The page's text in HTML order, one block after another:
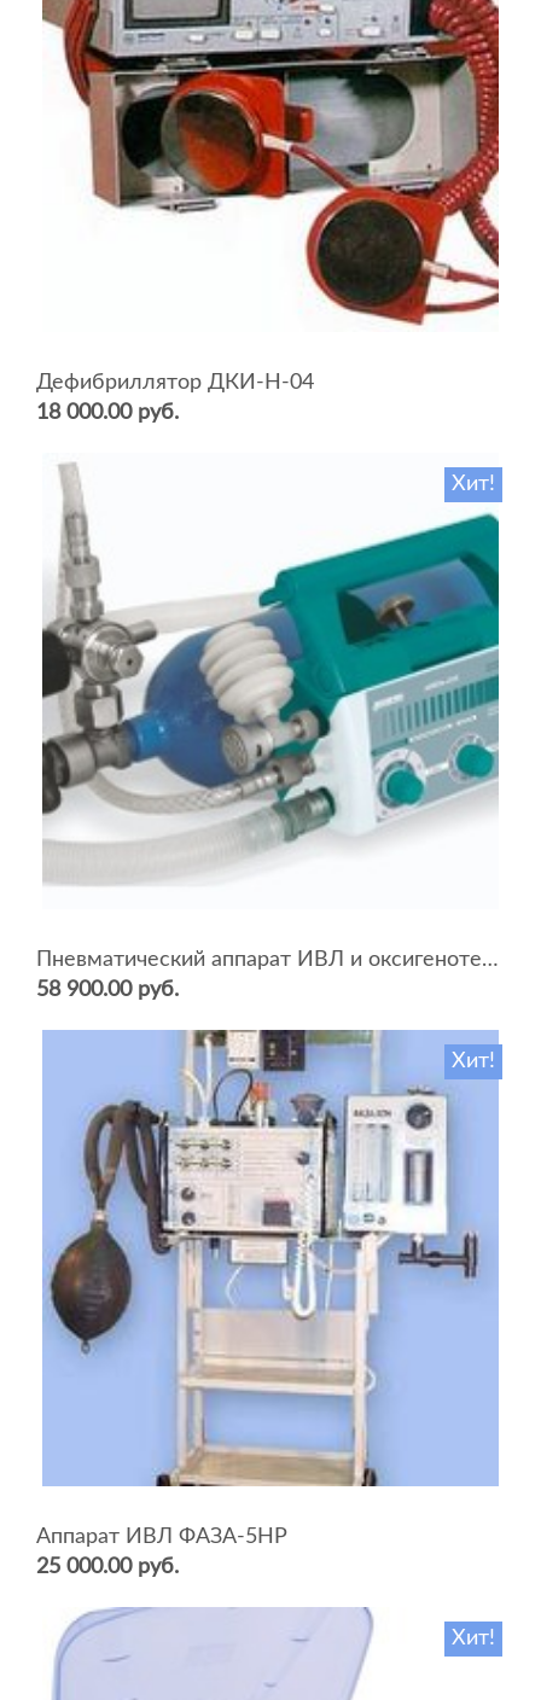
Дефибриллятор ДКИ-Н-04
18 000.00 руб.
Хит!
Пневматический аппарат ИВЛ и оксигенотерапии портативный АИВЛп-2/20-«ТМТ»
58 900.00 руб.
Хит!
Аппарат ИВЛ ФАЗА-5НР
25 000.00 руб.
Хит!